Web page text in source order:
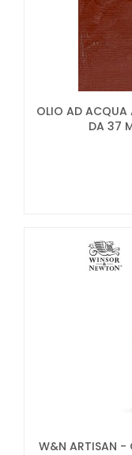
OLIO AD ACQUA
DA 37
W&N ARTISAN -